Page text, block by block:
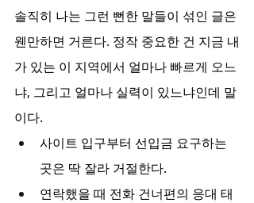
솔직히 나는 그런 뻔한 말들이 섞인 글은
웬만하면 거른다. 정작 중요한 건 지금 내
가 있는 이 지역에서 얼마나 빠르게 오느
냐, 그리고 얼마나 실력이 있느냐인데 말
이다.
사이트 입구부터 선입금 요구하는
곳은 딱 잘라 거절한다.
연락했을 때 전화 건너편의 응대 태